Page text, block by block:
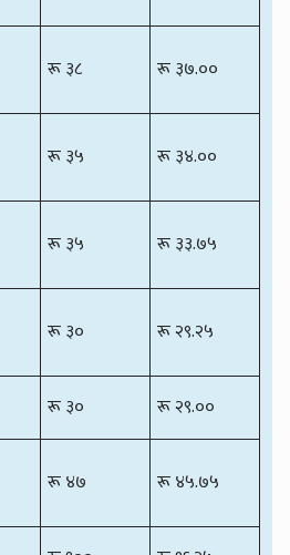
रू ३८ रू ३७.००
रू ३५ रू ३४.००
रू ३५ रू ३३.७५
रू ३० रू २९.२५
रू ३०
रू २९.००
रू ४७ रू ४५.७५